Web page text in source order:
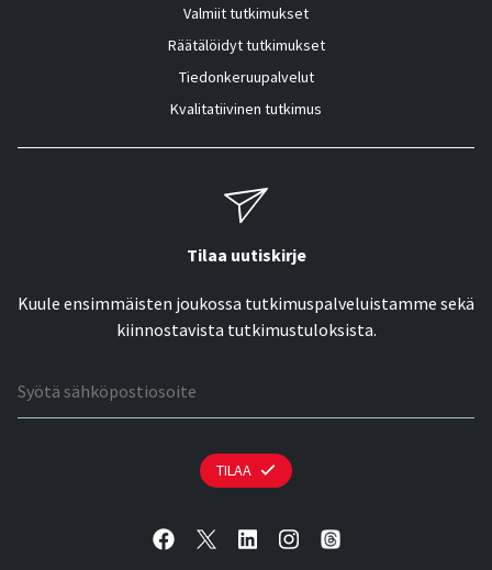
Valmiit tutkimukset
Räätälöidyt tutkimukset
Tiedonkeruupalvelut
Kvalitatiivinen tutkimus
Tilaa uutiskirje
Kuule ensimmäisten joukossa tutkimuspalveluistamme sekä
kiinnostavista tutkimustuloksista.
TILAA